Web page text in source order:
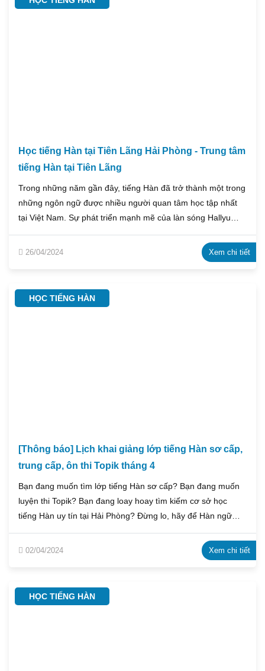
Học tiếng Hàn tại Tiên Lãng Hải Phòng - Trung tâm
tiếng Hàn tại Tiên Lãng
Trong những năm gần đây, tiếng Hàn đã trở thành một trong
những ngôn ngữ được nhiều người quan tâm học tập nhất
tại Việt Nam. Sự phát triển mạnh mẽ của làn sóng Hallyu
Hàn Quốc đã tạo ra nhu cầu học tiếng Hàn ngày càng cao,
đặc biệt là tại các thành phố lớn như Hải Phòng. Tại huyện
làm việc đông đúc, việc học tiếng Hàn tại Tiên Lãng trở nên
vô cùng cần thiết để giao tiếp và hội nhập.
26/04/2024 Xem chi tiết
HỌC TIẾNG HÀN
[Thông báo] Lịch khai giảng lớp tiếng Hàn sơ cấp,
trung cấp, ôn thi Topik tháng 4
Bạn đang muốn tìm lớp tiếng Hàn sơ cấp? Bạn đang muốn
luyện thi Topik? Bạn đang loay hoay tìm kiếm cơ sở học
tiếng Hàn uy tín tại Hải Phòng? Đừng lo, hãy để Hàn ngữ
báo về việc khai giảng lớp tiếng Hàn Sơ Cấp, Trung Cấp,
02/04/2024 Xem chi tiết
HỌC TIẾNG HÀN